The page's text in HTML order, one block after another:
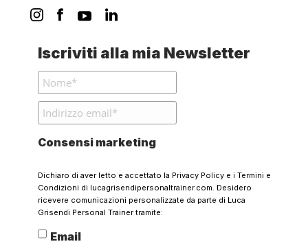
Iscriviti alla mia Newsletter
Consensi marketing
Dichiaro di aver letto e accettato la Privacy Policye i Termini e
Condizioni di lucagrisendipersonaltrainer.com. Desidero
ricevere comunicazioni personalizzate da parte di Luca
Grisendi Personal Trainer tramite:
Email